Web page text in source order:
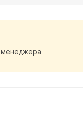
менеджера